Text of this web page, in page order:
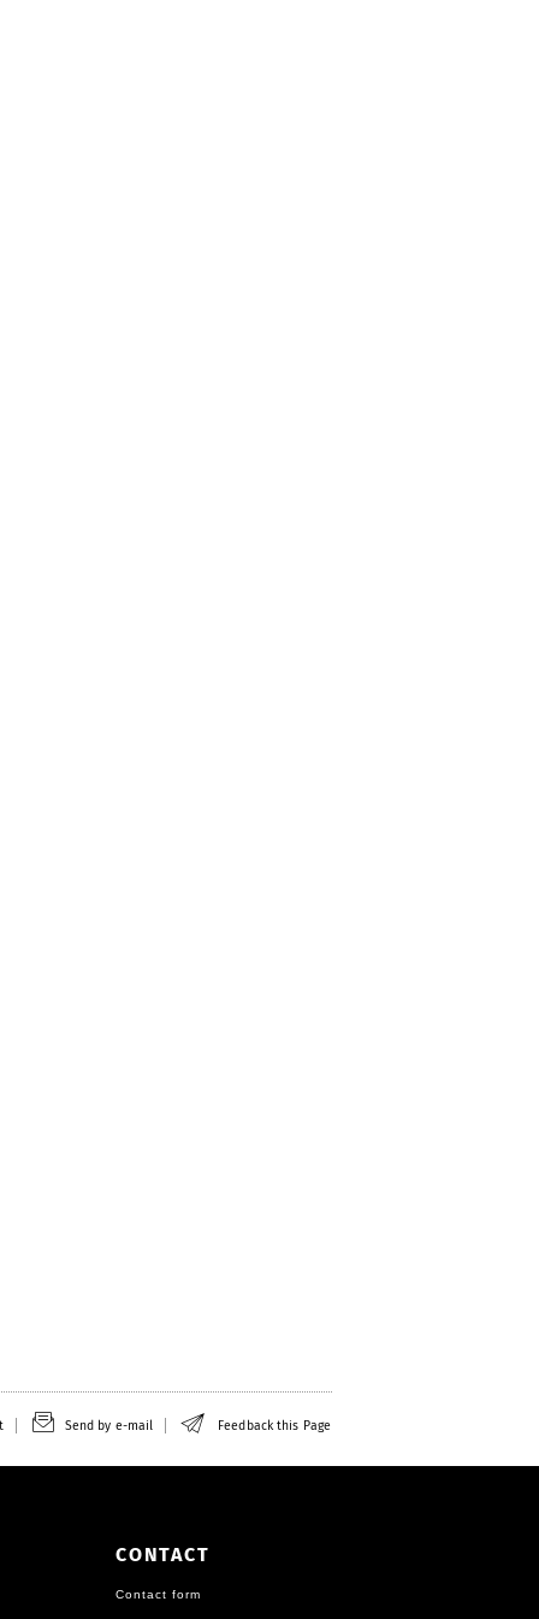
Send by e-mail Feedback this Page
CONTACT
Contact form